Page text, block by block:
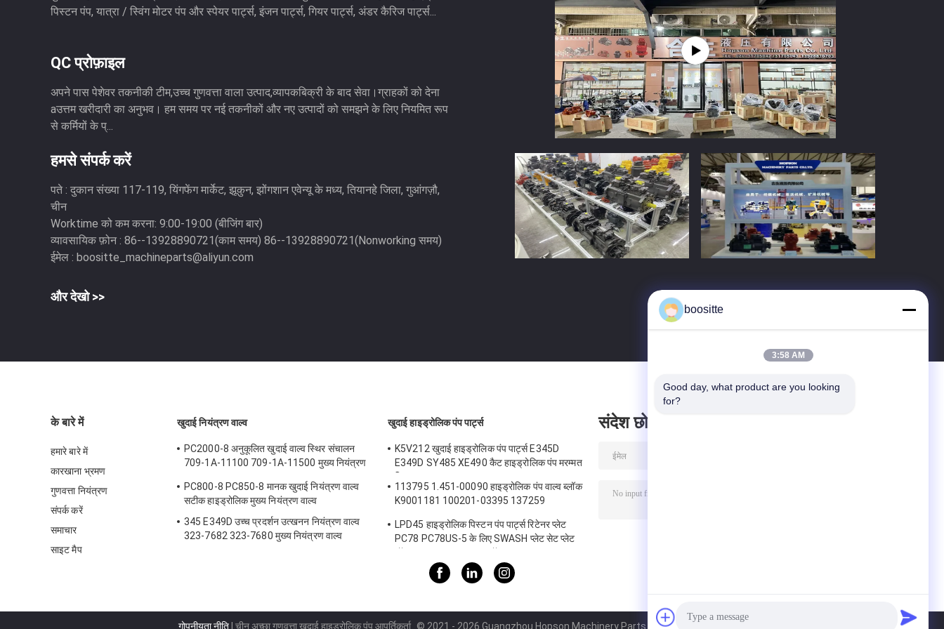
पिस्टन पंप, यात्रा / स्विंग मोटर पंप और स्पेयर पार्ट्स, इंजन पार्ट्स, गियर पार्ट्स, अंडर कैरिज पार्ट्स...
QC प्रोफ़ाइल
अपने पास पेशेवर तकनीकी टीम,उच्च गुणवत्ता वाला उत्पाद,व्यापकबिक्री के बाद सेवा।ग्राहकों को देना
aउत्तम खरीदारी का अनुभव। हम समय पर नई तकनीकों और नए उत्पादों को समझने के लिए नियमित रूप
से कर्मियों के प्...
हमसे संपर्क करें
पते : दुकान संख्या 117-119, यिंगफेंग मार्केट, झूकुन, झोंगशान एवेन्यू के मध्य, तियानहे जिला, गुआंगज़ौ,
चीन
Worktime को कम करना: 9:00-19:00 (बीजिंग बार)
व्यावसायिक फ़ोन : 86--13928890721(काम समय) 86--13928890721(Nonworking समय)
ईमेल : boositte_machineparts@aliyun.com
और देखो >>
के बारे में
हमारे बारे में
कारखाना भ्रमण
गुणवत्ता नियंत्रण
संपर्क करें
समाचार
साइट मैप
खुदाई नियंत्रण वाल्व
PC2000-8 अनुकूलित खुदाई वाल्व स्थिर संचालन
709-1A-11100 709-1A-11500 मुख्य नियंत्रण
PC800-8 PC850-8 मानक खुदाई नियंत्रण वाल्व
सटीक हाइड्रोलिक मुख्य नियंत्रण वाल्व
345 E349D उच्च प्रदर्शन उत्खनन नियंत्रण वाल्व
323-7682 323-7680 मुख्य नियंत्रण वाल्व
खुदाई हाइड्रोलिक पंप पार्ट्स
K5V212 खुदाई हाइड्रोलिक पंप पार्ट्स E345D
E349D SY485 XE490 कैट हाइड्रोलिक पंप मरम्मत
113795 1.451-00090 हाइड्रोलिक पंप वाल्व ब्लॉक
K9001181 100201-03395 137259
K5V140
LPD45 हाइड्रोलिक पिस्टन पंप पार्ट्स रिटेनर प्लेट
PC78 PC78US-5 के लिए SWASH प्लेट सेट प्लेट
संदेश छोड़ दो
गोपनीयता नीति| चीन अच्छा गुणवत्ता खुदाई हाइड्रोलिक पंप आपूर्तिकर्ता. © 2021 - 2026 Guangzhou Hopson Machinery Parts Co., Ltd.. All Rights Reserved.
boositte
3:58 AM
Good day, what product are you looking
for?